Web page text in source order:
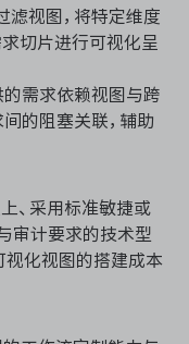
滤视图，将特定维度
求切片进行可视化呈
的需求依赖视图与跨
的阻塞关联，辅助
、采用标准敏捷或
审计要求的技术型
视化视图的搭建成本